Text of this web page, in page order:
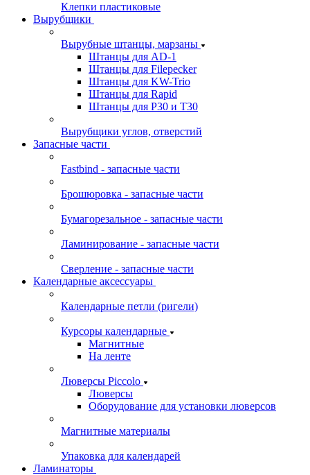
Клепки пластиковые
Вырубщики
Вырубные штанцы, марзаны
Штанцы для AD-1
Штанцы для Filepecker
Штанцы для KW-Trio
Штанцы для Rapid
Штанцы для Р30 и Т30
Вырубщики углов, отверстий
Запасные части
Fastbind - запасные части
Брошюровка - запасные части
Бумагорезальное - запасные части
Ламинирование - запасные части
Сверление - запасные части
Календарные аксессуары
Календарные петли (ригели)
Курсоры календарные
Магнитные
На ленте
Люверсы Piccolo
Люверсы
Оборудование для установки люверсов
Магнитные материалы
Упаковка для календарей
Ламинаторы